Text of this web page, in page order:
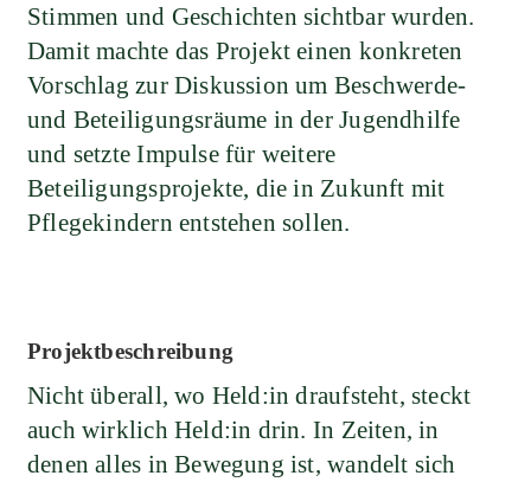
Stimmen und Geschichten sichtbar wurden.
Damit machte das Projekt einen konkreten
Vorschlag zur Diskussion um Beschwerde-
und Beteiligungsräume in der Jugendhilfe
und setzte Impulse für weitere
Beteiligungsprojekte, die in Zukunft mit
Pflegekindern entstehen sollen.
Projektbeschreibung
Nicht überall, wo Held:in draufsteht, steckt
auch wirklich Held:in drin. In Zeiten, in
denen alles in Bewegung ist, wandelt sich